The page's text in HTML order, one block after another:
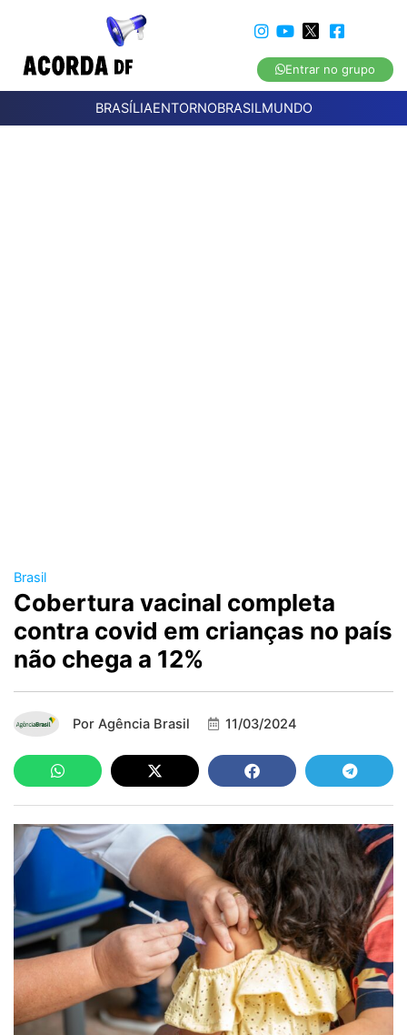
Entrar no grupo
BRASÍLIAENTORNOBRASILMUNDO
Brasil
Cobertura vacinal completa
contra covid em crianças no país
não chega a 12%
Por Agência Brasil 11/03/2024